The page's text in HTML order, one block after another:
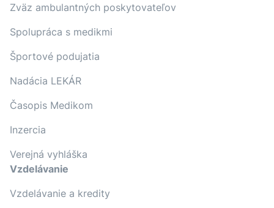
Zväz ambulantných poskytovateľov
Spolupráca s medikmi
Športové podujatia
Nadácia LEKÁR
Časopis Medikom
Inzercia
Verejná vyhláška
Vzdelávanie
Vzdelávanie a kredity